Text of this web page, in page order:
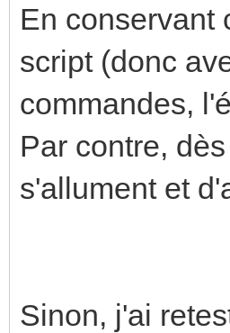
En conservant
script (donc
commandes,
Par contre,
s'allument et
Sinon, j'ai